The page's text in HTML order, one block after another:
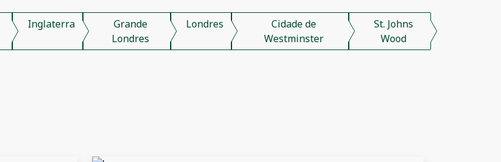
Inglaterra
Grande
Londres
Londres
Cidade de
Westminster
St. Johns
Wood